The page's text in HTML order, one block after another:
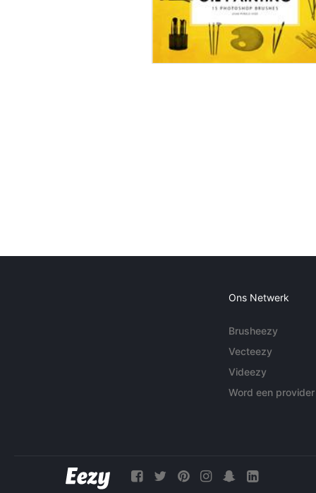
Ons Netwerk
Brusheezy
Vecteezy
Videezy
Word een provider